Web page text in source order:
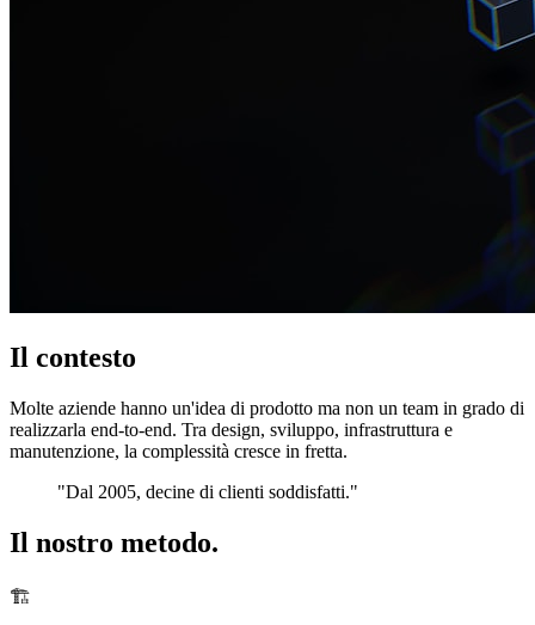
Il contesto
Molte aziende hanno un'idea di prodotto ma non un team in grado di
realizzarla end-to-end. Tra design, sviluppo, infrastruttura e
manutenzione, la complessità cresce in fretta.
"Dal 2005, decine di clienti soddisfatti."
Il nostro metodo.
🏗️